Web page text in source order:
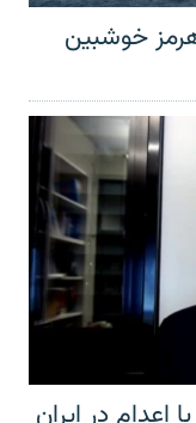
خوشبین